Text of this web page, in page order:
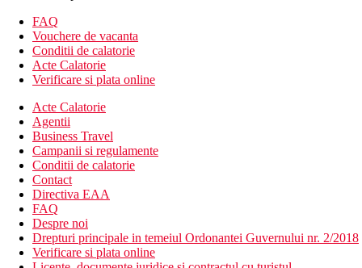
hol de intrare cu receptie
restaurant cu serviciu (tunisian 1 x per sejur gratuit dupa
rezervare cu 24 de ore inainte)
Wi-Fi gratuit in hol
bar langa piscina
bar
piscina (sezlonguri si umbrele gratuite)
piscina pentru copii
mini club
Descrierea plajei
nisipos cu intrare treptata
400 m de hotel
Activitati gratuite
programe de animatie
FAQ
Vouchere de vacanta
Conditii de calatorie
Acte Calatorie
Verificare si plata online
Acte Calatorie
Agentii
Business Travel
Campanii si regulamente
Conditii de calatorie
Contact
Directiva EAA
FAQ
Despre noi
Drepturi principale in temeiul Ordonantei Guvernului nr. 2/2018
Verificare si plata online